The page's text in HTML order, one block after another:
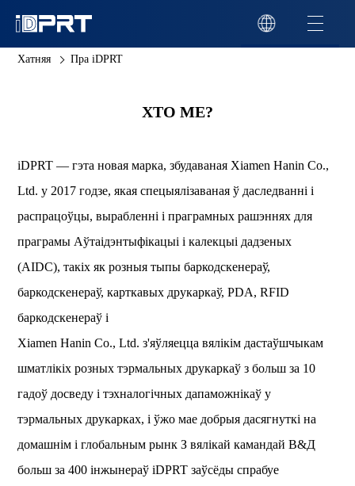
Хатняя Пра iDPRT
ХТО МЕ?
iDPRT — гэта новая марка, збудаваная Xiamen Hanin Co.,
Ltd. у 2017 годзе, якая спецыялізаваная ў даследванні і
распрацоўцы, вырабленні і праграмных рашэннях для
праграмы Аўтаідэнтыфікацыі і калекцыі дадзеных
(AIDC), такіх як розныя тыпы баркодскенераў,
баркодскенераў, карткавых друкаркаў, PDA, RFID
баркодскенераў і
Xiamen Hanin Co., Ltd. з'яўляецца вялікім дастаўшчыкам
шматлікіх розных тэрмальных друкаркаў з больш за 10
гадоў досведу і тэхналогічных дапаможнікаў у
тэрмальных друкарках, і ўжо мае добрыя дасягнуткі на
домашнім і глобальным рынк З вялікай камандай В&Д
больш за 400 інжынераў iDPRT заўсёды спрабуе